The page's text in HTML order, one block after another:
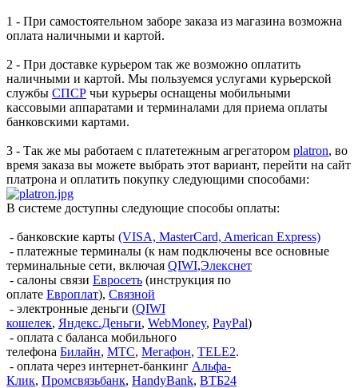
1 - При самостоятельном заборе заказа из магазина возможна
оплата наличными и картой.
2 - При доставке курьером так же возможно оплатить
наличными и картой. Мы пользуемся услугами курьерской
службы СПСР чьи курьеры оснащены мобильными
кассовыми аппаратами и терминалами для приема оплаты
банковскими картами.
3 - Так же мы работаем с платетежным агрегатором platron, во
время заказа вы можете выбрать этот вариант, перейти на сайт
платрона и оплатить покупку следующими способами:
В системе доступны следующие способы оплаты:
- банковские карты (VISA, MasterCard, American Express)
- платежные терминалы (к нам подключены все основные
терминальные сети, включая QIWI,Элекснет
- салоны связи Евросеть (инструкция по
оплате Европлат), Связной
- электронные деньги (QIWI
кошелек, Яндекс.Деньги, WebMoney, PayPal)
- оплата с баланса мобильного
телефона Билайн, МТС, Мегафон, TELE2.
- оплата через интернет-банкинг Альфа-
Клик, Промсвязьбанк, HandyBank, ВТБ24